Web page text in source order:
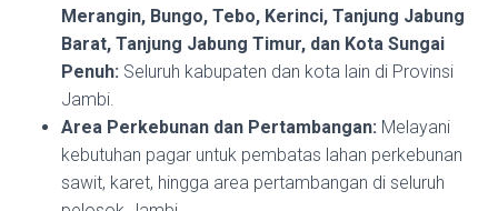
Merangin, Bungo, Tebo, Kerinci, Tanjung Jabung
Barat, Tanjung Jabung Timur, dan Kota Sungai
Penuh: Seluruh kabupaten dan kota lain di Provinsi
Jambi.
Area Perkebunan dan Pertambangan: Melayani
kebutuhan pagar untuk pembatas lahan perkebunan
sawit, karet, hingga area pertambangan di seluruh